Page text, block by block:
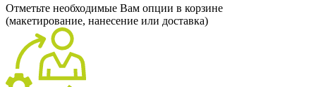
Отметьте необходимые Вам опции в корзине
(макетирование, нанесение или доставка)